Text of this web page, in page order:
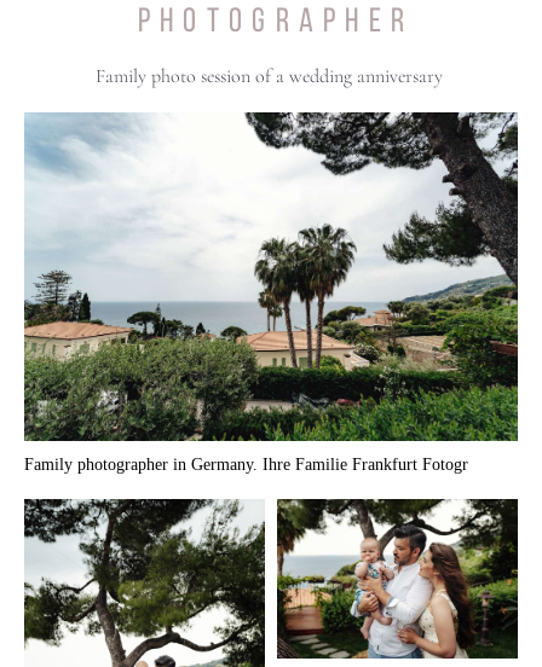
PHOTOGRAPHER
Family photo session of a wedding anniversary
Family photographer in Germany. Ihre Familie Frankfurt Fotogr